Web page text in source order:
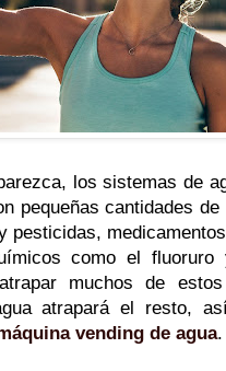
los sistemas de
pequeñas cantidades
pesticidas,
como el
muchos de
atrapará el resto,
vending de agua.